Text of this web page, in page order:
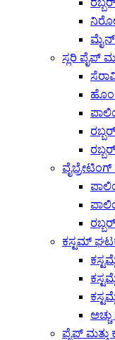
ಸ್ಲರಿ ಪೈಪ್
ಕಸ್ಟಮ್
ಪೈಪ್ ಮತ್ತು